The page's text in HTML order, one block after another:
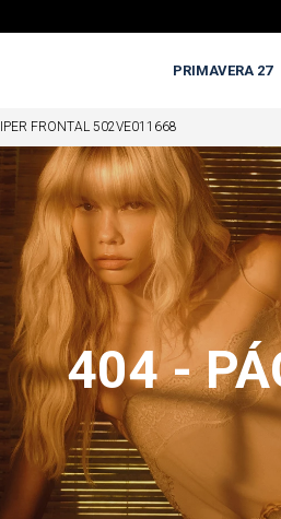
PRIMAVERA 27
FRONTAL 502VE011668
5% OFF EM COMPRAS COM PIX
404 -